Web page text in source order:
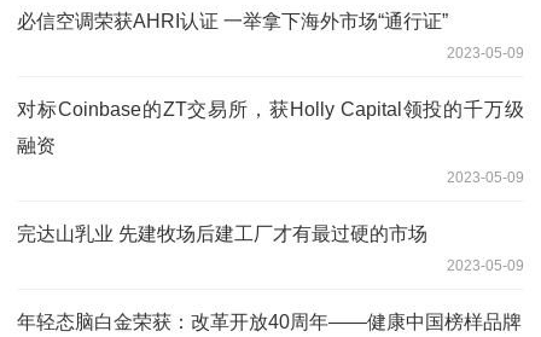
必信空调荣获AHRI认证 一举拿下海外市场“通行证”
2023-05-09
对标Coinbase的ZT交易所，获Holly Capital领投的千万级
融资
2023-05-09
完达山乳业 先建牧场后建工厂才有最过硬的市场
2023-05-09
年轻态脑白金荣获：改革开放40周年——健康中国榜样品牌